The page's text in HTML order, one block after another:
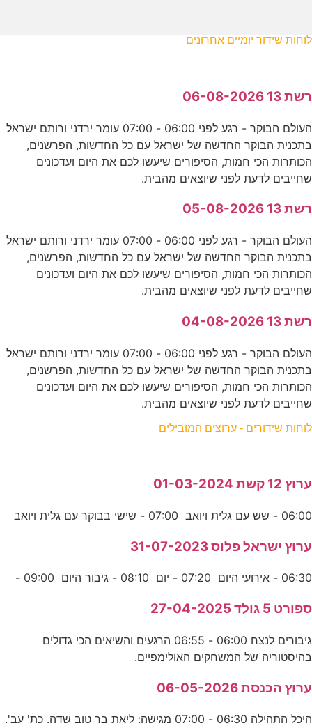
לוחות שידור יומיים אחרונים
רשת 13 06-08-2026
העולם הבוקר - רגע לפני 06:00 - 07:00 עומר ירדני ורותם ישראל
בתכנית הבוקר החדשה של ישראל עם כל החדשות, הפרשנים,
הכותרות הכי חמות, הסיפורים שיעשו לכם את היום ועדכונים
שחייבים לדעת לפני שיוצאים מהבית.
רשת 13 05-08-2026
העולם הבוקר - רגע לפני 06:00 - 07:00 עומר ירדני ורותם ישראל
בתכנית הבוקר החדשה של ישראל עם כל החדשות, הפרשנים,
הכותרות הכי חמות, הסיפורים שיעשו לכם את היום ועדכונים
שחייבים לדעת לפני שיוצאים מהבית.
רשת 13 04-08-2026
העולם הבוקר - רגע לפני 06:00 - 07:00 עומר ירדני ורותם ישראל
בתכנית הבוקר החדשה של ישראל עם כל החדשות, הפרשנים,
הכותרות הכי חמות, הסיפורים שיעשו לכם את היום ועדכונים
שחייבים לדעת לפני שיוצאים מהבית.
לוחות שידורים - ערוצים המובילים
ערוץ 12 קשת 01-03-2024
06:00 - שש עם גלית ויואב 07:00 - שישי בבוקר עם גלית ויואב
ערוץ ישראל פלוס 31-07-2023
06:30 - אירועי היום 07:20 - יום 08:10 - גיבור היום 09:00 -
ספורט 5 גולד 27-04-2025
גיבורים לנצח 06:00 - 06:55 הרגעים והשיאים הכי גדולים
בהיסטוריה של המשחקים האולימפיים.
ערוץ הכנסת 06-05-2026
היכל התהילה 06:30 - 07:00 מגישה: ליאת בר טוב שדה. כת' עב'.